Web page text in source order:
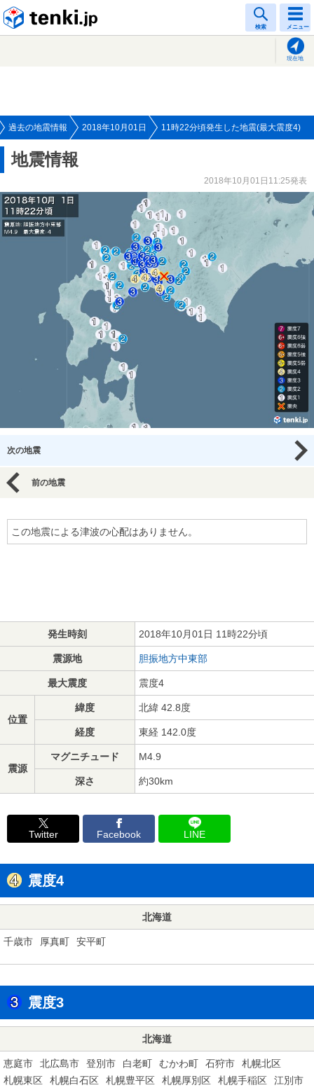
検索 メニュー
現在地
過去の地震情報 2018年10月01日 11時22分頃発生した地震(最大震度4)
地震情報
2018年10月01日11:25発表
次の地震
前の地震
この地震による津波の心配はありません。
発生時刻 2018年10月01日 11時22分頃
震源地 胆振地方中東部
最大震度 震度4
位置
緯度 北緯 42.8度
経度 東経 142.0度
震源
マグニチュード M4.9
深さ 約30km
Twitter Facebook LINE
震度4
北海道
千歳市 厚真町 安平町
震度3
北海道
恵庭市 北広島市 登別市 白老町 むかわ町 石狩市
札幌北区
札幌東区
札幌白石区 札幌豊平区 札幌厚別区 札幌手稲区
江別市